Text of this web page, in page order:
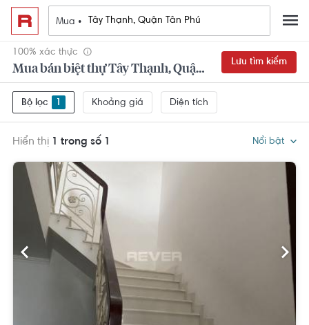
Mua •
100% xác thực
Mua bán biệt thự Tây Thạnh, Quận Tân Phú
Lưu tìm kiếm
Bộ lọc 1 Khoảng giá Diện tích
Hiển thị 1 trong số 1 Nổi bật